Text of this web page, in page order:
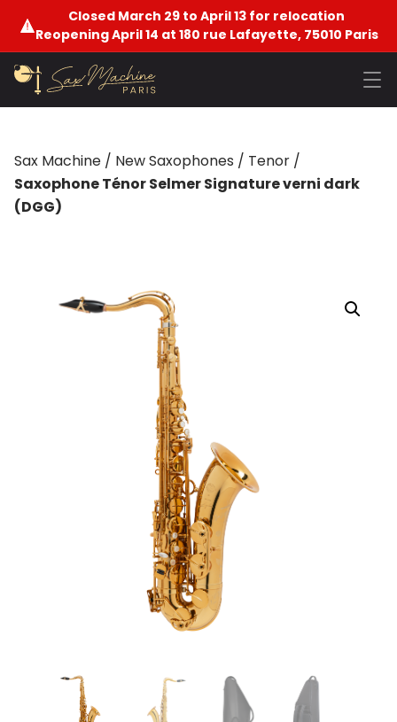
Closed March 29 to April 13 for relocation
Reopening April 14 at 180 rue Lafayette, 75010 Paris
Sax Machine / New Saxophones / Tenor /
Saxophone Ténor Selmer Signature verni dark
(DGG)